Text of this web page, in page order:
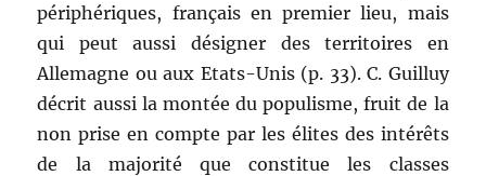
périphériques, français en premier lieu, mais
qui peut aussi désigner des territoires en
Allemagne ou aux Etats-Unis (p. 33). C. Guilluy
décrit aussi la montée du populisme, fruit de la
non prise en compte par les élites des intérêts
de la majorité que constitue les classes